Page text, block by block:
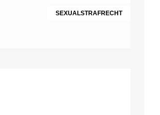
SEXUALSTRAFRECHT